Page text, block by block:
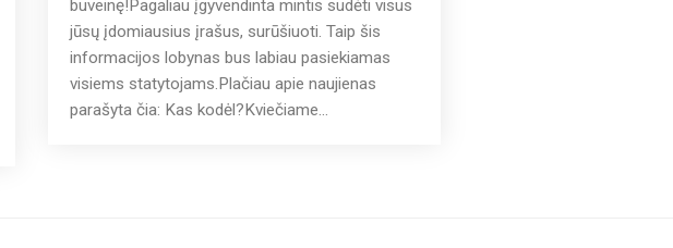
buveinę!Pagaliau įgyvendinta mintis sudėti visus
jūsų įdomiausius įrašus, surūšiuoti. Taip šis
informacijos lobynas bus labiau pasiekiamas
visiems statytojams.Plačiau apie naujienas
parašyta čia: Kas kodėl?Kviečiame...